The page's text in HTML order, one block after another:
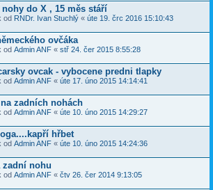
do X , 15 měs stáří
od RNDr. Ivan Stuchlý « úte 19. črc 2016 15:10:43
ovčáka
od Admin ANF « stř 24. čer 2015 8:55:28
ovcak - vybocene predni tlapky
od Admin ANF « úte 17. úno 2015 14:14:41
zadních nohách
od Admin ANF « úte 10. úno 2015 14:29:27
hřbet
od Admin ANF « úte 10. úno 2015 14:24:36
zadní nohu
od Admin ANF « čtv 26. čer 2014 9:13:05